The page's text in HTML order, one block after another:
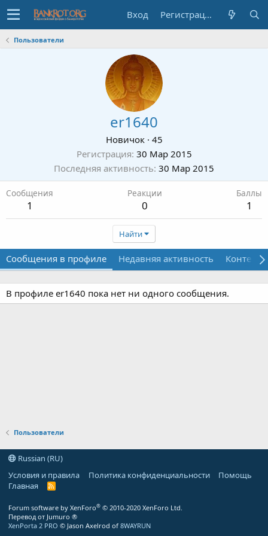
Вход Регистрация
Пользователи
er1640
Новичок · 45
Регистрация 30 Мар 2015
Последняя активность 30 Мар 2015
Сообщения
1
Реакции
0
Баллы
1
Найти
Сообщения в профиле Недавняя активность Контент
В профиле er1640 пока нет ни одного сообщения.
Пользователи
Russian (RU)
Условия и правила
Политика конфиденциальности
Помощь
Главная
R
Forum software by XenForo® © 2010-2020 XenForo Ltd.
Перевод от Jumuro ®
XenPorta 2 PRO © Jason Axelrod of 8WAYRUN